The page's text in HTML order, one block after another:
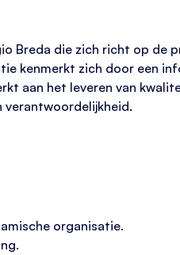
Breda die zich richt op
kenmerkt zich door een
aan het leveren van
verantwoordelijkheid.
organisatie.